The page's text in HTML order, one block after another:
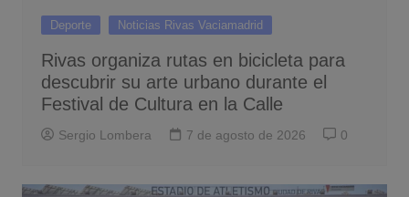
Deporte Noticias Rivas Vaciamadrid
Rivas organiza rutas en bicicleta para
descubrir su arte urbano durante el
Festival de Cultura en la Calle
Sergio Lombera 7 de agosto de 2026 0